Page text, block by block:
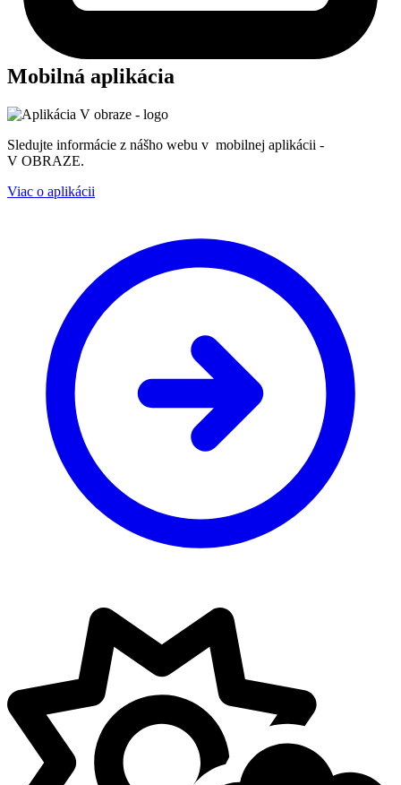
Mobilná aplikácia
Sledujte informácie z nášho webu v mobilnej aplikácii -
V OBRAZE.
Viac o aplikácii